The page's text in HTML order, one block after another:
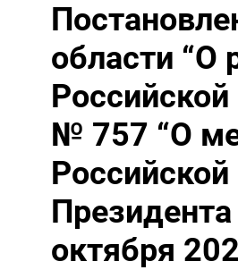
области “О
№ 757 “О
октября